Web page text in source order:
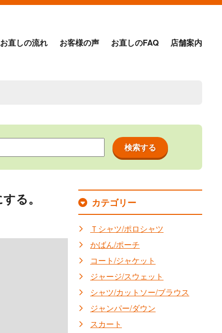
お直しの流れ お客様の声 お直しのFAQ 店舗案内
る。 カテゴリー
Ｔシャツ/ポロシャツ
かばん/ポーチ
コート/ジャケット
ジャージ/スウェット
シャツ/カットソー/ブラウス
ジャンパー/ダウン
スカート